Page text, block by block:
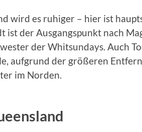
wird es ruhiger – hier ist
ist der Ausgangspunkt nach
der Whitsundays. Auch
aufgrund der größeren
im Norden.